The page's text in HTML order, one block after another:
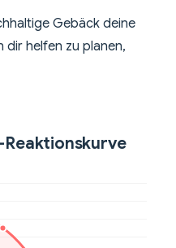
Gebäck deine
dir helfen zu planen,
Reaktionskurve